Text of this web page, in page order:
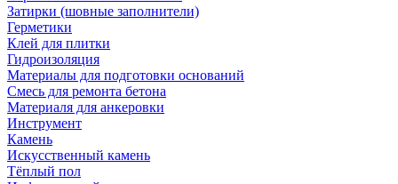
Затирки (шовные заполнители)
Герметики
Клей для плитки
Гидроизоляция
Материалы для подготовки оснований
Смесь для ремонта бетона
Материаля для анкеровки
Инструмент
Камень
Искусственный камень
Тёплый пол